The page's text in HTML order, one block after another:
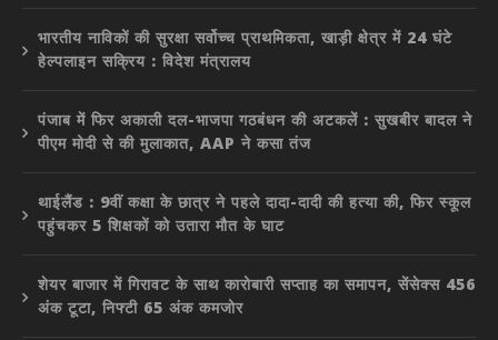
भारतीय नाविकों की सुरक्षा सर्वोच्च प्राथमिकता, खाड़ी क्षेत्र में 24 घंटे
हेल्पलाइन सक्रिय : विदेश मंत्रालय
पंजाब में फिर अकाली दल-भाजपा गठबंधन की अटकलें : सुखबीर बादल ने
पीएम मोदी से की मुलाकात, AAP ने कसा तंज
थाईलैंड : 9वीं कक्षा के छात्र ने पहले दादा-दादी की हत्या की, फिर स्कूल
पहुंचकर 5 शिक्षकों को उतारा मौत के घाट
शेयर बाजार में गिरावट के साथ कारोबारी सप्ताह का समापन, सेंसेक्स 456
अंक टूटा, निफ्टी 65 अंक कमजोर